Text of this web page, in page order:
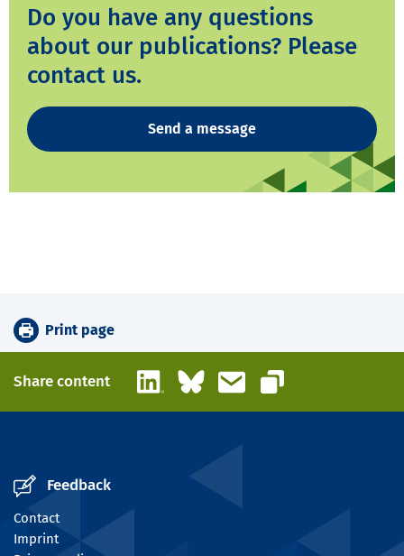
Do you have any questions
about our publications? Please
contact us.
Send a message
Print page
Share content LinkedInBlueskyEmail
Copy link
Feedback
Contact
Imprint